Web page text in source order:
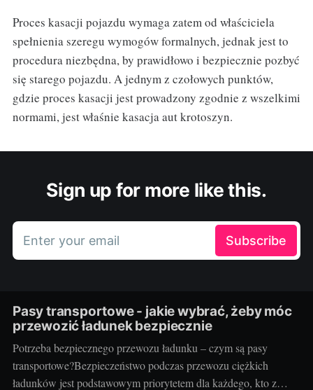
Proces kasacji pojazdu wymaga zatem od właściciela
spełnienia szeregu wymogów formalnych, jednak jest to
procedura niezbędna, by prawidłowo i bezpiecznie pozbyć
się starego pojazdu. A jednym z czołowych punktów,
gdzie proces kasacji jest prowadzony zgodnie z wszelkimi
normami, jest właśnie kasacja aut krotoszyn.
Sign up for more like this.
Enter your email Subscribe
Pasy transportowe - jakie wybrać, żeby móc
przewozić ładunek bezpiecznie
Potrzeba bezpiecznego przewozu ładunku – czym są pasy
transportowe?Bezpieczeństwo podczas przewozu ciężkich
ładunków jest podstawowym priorytetem dla każdego, kto z